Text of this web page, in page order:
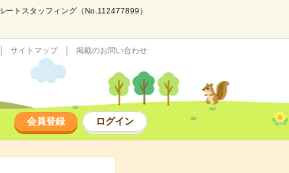
トスタッフィング（No.112477899）
サイトマップ 掲載のお問い合わせ
会員登録 ログイン